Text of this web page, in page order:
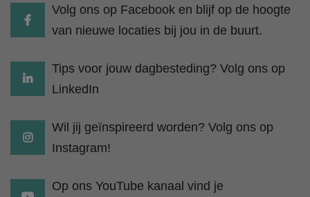
Volg ons op Facebook en blijf op de hoogte
van nieuwe locaties bij jou in de buurt.
Tips voor jouw dagbesteding? Volg ons op
LinkedIn
Wil jij geïnspireerd worden? Volg ons op
Instagram!
Op ons YouTube kanaal vind je